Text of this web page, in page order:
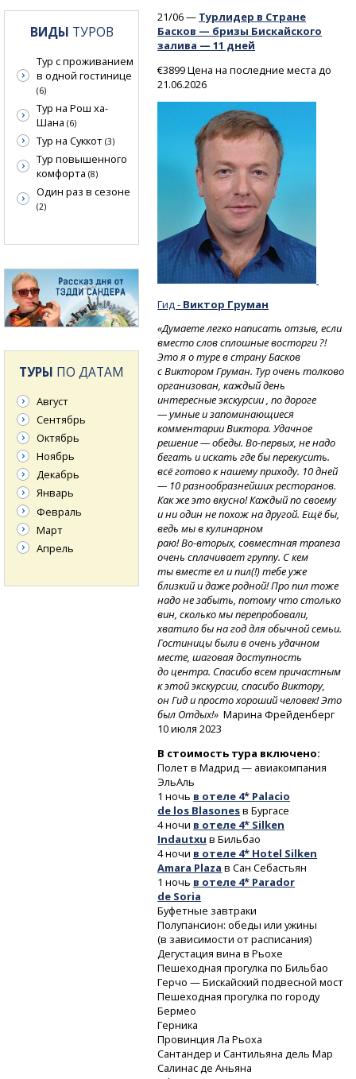
21/06 — Турлидер в Стране
Басков — бризы Бискайского
залива — 11 дней
€3899 Цена на последние места до
21.06.2026
Гид - Виктор Груман
«Думаете легко написать отзыв, если
вместо слов сплошные восторги ?!
Это я о туре в страну Басков
с Виктором Груман. Тур очень толково
организован, каждый день
интересные экскурсии , по дороге
— умные и запоминающиеся
комментарии Виктора. Удачное
решение— обеды.Во-первых, не надо
бегать и искать где бы перекусить.
всё готово к нашему приходу. 10 дней
— 10 разнообразнейших ресторанов.
Как же это вкусно! Каждый по своему
и ни один не похож на другой. Ещё бы,
ведь мы в кулинарном
раю!Во-вторых, совместная трапеза
очень сплачивает группу. С кем
ты вместе ел и пил(!) тебе уже
близкий и даже родной! Про пил тоже
надо не забыть, потому что столько
вин, сколько мы перепробовали,
хватило бы на год для обычной семьи.
Гостиницы были в очень удачном
месте, шаговая доступность
до центра. Спасибо всем причастным
к этой экскурсии, спасибо Виктору,
он Гид и просто хороший человек! Это
был Отдых!» Марина Фрейденберг
10 июля 2023
В стоимость тура включено:
Полет в Мадрид — авиакомпания
ЭльАль
1 ночь в отеле 4* Palacio
de los Blasonesв Бургасе
4 ночи в отеле 4* Silken
Indautxu в Бильбао
4 ночи в отеле 4* Hotel Silken
Amara Plaza в Сан Себастьян
1 ночь в отеле 4* Parador
de Soria
Буфетные завтраки
Полупансион: обеды или ужины
(в зависимости от расписания)
Дегустация вина в Рьохе
Пешеходная прогулка по Бильбао
Герчо — Бискайский подвесной мост
Пешеходная прогулка по городу
Бермео
Герника
Провинция Ла Рьоха
Сантандер и Сантильяна дель Мар
Салинас де Аньяна
ВИДЫ ТУРОВ
Тур с проживанием
в одной гостинице
(6)
Тур на Рош ха-
Шана (6)
Тур на Суккот (3)
Тур повышенного
комфорта (8)
Один раз в сезоне
(2)
ТУРЫ ПО ДАТАМ
Август
Сентябрь
Октябрь
Ноябрь
Декабрь
Январь
Февраль
Март
Апрель